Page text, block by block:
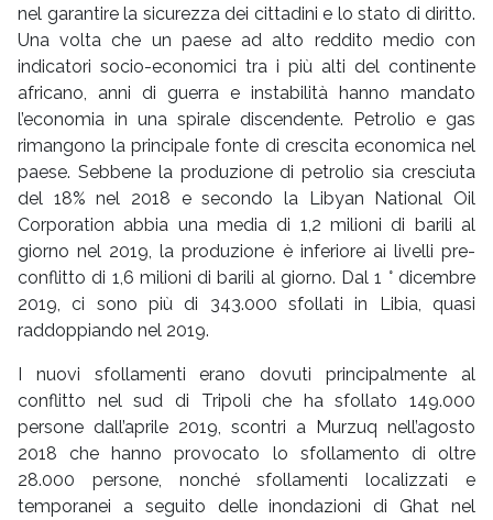
nel garantire la sicurezza dei cittadini e lo stato di diritto.
Una volta che un paese ad alto reddito medio con
indicatori socio-economici tra i più alti del continente
africano, anni di guerra e instabilità hanno mandato
l’economia in una spirale discendente. Petrolio e gas
rimangono la principale fonte di crescita economica nel
paese. Sebbene la produzione di petrolio sia cresciuta
del 18% nel 2018 e secondo la Libyan National Oil
Corporation abbia una media di 1,2 milioni di barili al
giorno nel 2019, la produzione è inferiore ai livelli pre-
conflitto di 1,6 milioni di barili al giorno. Dal 1 ° dicembre
2019, ci sono più di 343.000 sfollati in Libia, quasi
raddoppiando nel 2019.
I nuovi sfollamenti erano dovuti principalmente al
conflitto nel sud di Tripoli che ha sfollato 149.000
persone dall’aprile 2019, scontri a Murzuq nell’agosto
2018 che hanno provocato lo sfollamento di oltre
28.000 persone, nonché sfollamenti localizzati e
temporanei a seguito delle inondazioni di Ghat nel